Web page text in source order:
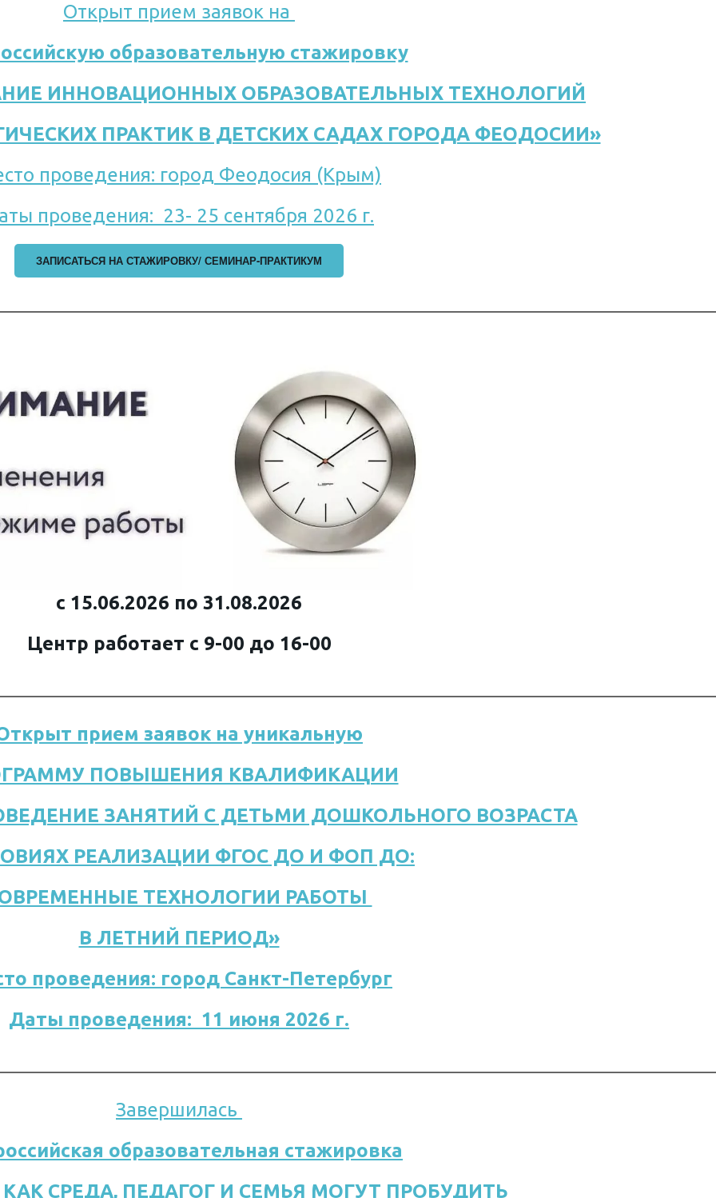
Открыт прием заявок на
образовательную стажировку
ИННОВАЦИОННЫХ ОБРАЗОВАТЕЛЬНЫХ ТЕХНОЛОГИЙ
ПРАКТИК В ДЕТСКИХ САДАХ ГОРОДА ФЕОДОСИИ»
проведения: город Феодосия (Крым)
проведения:  23- 25 сентября 2026 г.
ЗАПИСАТЬСЯ НА СТАЖИРОВКУ/ СЕМИНАР-ПРАКТИКУМ
с 15.06.2026 по 31.08.2026
Центр работает с 9-00 до 16-00
прием заявок на уникальную
ПОВЫШЕНИЯ КВАЛИФИКАЦИИ
ЗАНЯТИЙ С ДЕТЬМИ ДОШКОЛЬНОГО ВОЗРАСТА
РЕАЛИЗАЦИИ ФГОС ДО И ФОП ДО:
ТЕХНОЛОГИИ РАБОТЫ
В ЛЕТНИЙ ПЕРИОД»
проведения: город Санкт-Петербург
Даты проведения:  11 июня 2026 г.
Завершилась
образовательная стажировка
СРЕДА, ПЕДАГОГ И СЕМЬЯ МОГУТ ПРОБУДИТЬ